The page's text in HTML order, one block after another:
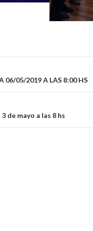
06/05/2019 A LAS 8:00 HS
de mayo a las 8 hs